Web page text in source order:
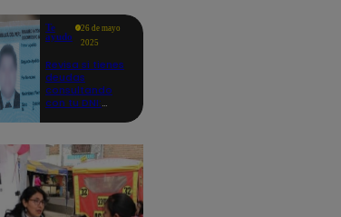
Te
ayudo
26 de mayo
2025
Revisa si tienes
deudas
consultando
con tu DNI:
detalles